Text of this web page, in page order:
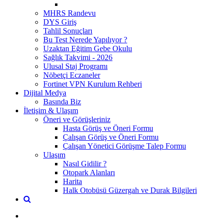
MHRS Randevu
DYS Giriş
Tahlil Sonuçları
Bu Test Nerede Yapılıyor ?
Uzaktan Eğitim Gebe Okulu
Sağlık Takvimi - 2026
Ulusal Staj Programı
Nöbetçi Eczaneler
Fortinet VPN Kurulum Rehberi
Dijital Medya
Basında Biz
İletişim & Ulaşım
Öneri ve Görüşleriniz
Hasta Görüş ve Öneri Formu
Çalışan Görüş ve Öneri Formu
Çalışan Yönetici Görüşme Talep Formu
Ulaşım
Nasıl Gidilir ?
Otopark Alanları
Harita
Halk Otobüsü Güzergah ve Durak Bilgileri